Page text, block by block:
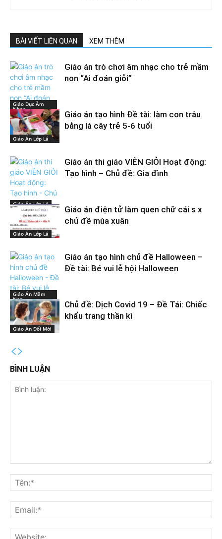
BÀI VIẾT LIÊN QUAN XEM THÊM
Giáo Dục Âm
Nhạc
Giáo án trò chơi âm nhạc cho trẻ mầm
non “Ai đoán giỏi”
Giáo Án Lớp Lá
Giáo án tạo hình Đề tài: làm con trâu
bằng lá cây trẻ 5-6 tuổi
Giáo Án Lớp Lá
Giáo án thi giáo VIÊN GIỎI Hoạt động:
Tạo hình – Chủ đề: Gia đình
Giáo Án Lớp Lá
Giáo án điện tử làm quen chữ cái s x
chủ đề mùa xuân
Giáo Án Mầm
Non
Giáo án tạo hình chủ đề Halloween –
Đề tài: Bé vui lễ hội Halloween
Giáo Án Đổi Mới
Chủ đề: Dịch Covid 19 – Đề Tái: Chiếc
khẩu trang thần kì
BÌNH LUẬN